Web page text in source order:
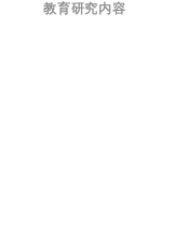
教育研究内容